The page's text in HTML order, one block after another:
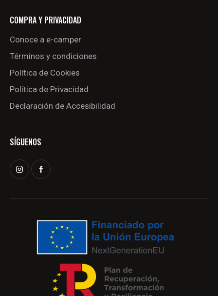
COMPRA Y PRIVACIDAD
Conoce a e-camper
Términos y condiciones
Política de Cookies
Política de Privacidad
Declaración de Accesibilidad
SÍGUENOS